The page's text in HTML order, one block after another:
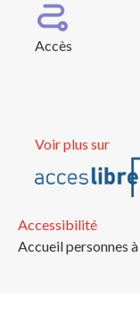
Accès
Voir plus sur
Accessibilité
Accueil personnes